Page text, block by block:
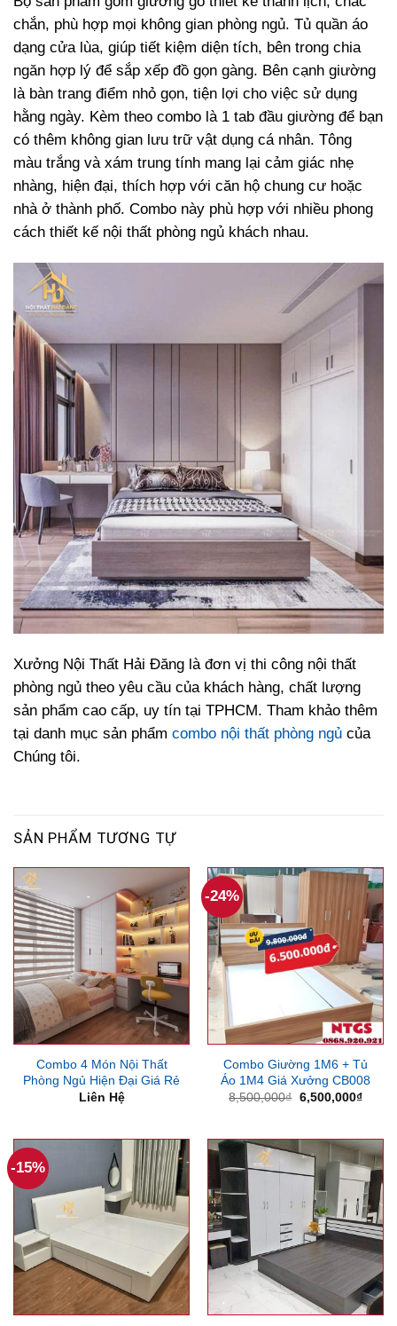
chắn, phù hợp mọi không gian phòng ngủ. Tủ quần áo
dạng cửa lùa, giúp tiết kiệm diện tích, bên trong chia
ngăn hợp lý để sắp xếp đồ gọn gàng. Bên cạnh giường
là bàn trang điểm nhỏ gọn, tiện lợi cho việc sử dụng
hằng ngày. Kèm theo combo là 1 tab đầu giường để bạn
có thêm không gian lưu trữ vật dụng cá nhân. Tông
màu trắng và xám trung tính mang lại cảm giác nhẹ
nhàng, hiện đại, thích hợp với căn hộ chung cư hoặc
nhà ở thành phố. Combo này phù hợp với nhiều phong
cách thiết kế nội thất phòng ngủ khách nhau.
Xưởng Nội Thất Hải Đăng là đơn vị thi công nội thất
phòng ngủ theo yêu cầu của khách hàng, chất lượng
sản phẩm cao cấp, uy tín tại TPHCM. Tham khảo thêm
tại danh mục sản phẩm combo nội thất phòng ngủ của
Chúng tôi.
SẢN PHẨM TƯƠNG TỰ
Combo 4 Món Nội Thất
Phòng Ngủ Hiện Đại Giá Rẻ
Liên Hệ
-24%
Combo Giường 1M6 + Tủ
Áo 1M4 Giá Xưởng CB008
8,500,000₫ Giá
6,500,000₫Giá
-15%